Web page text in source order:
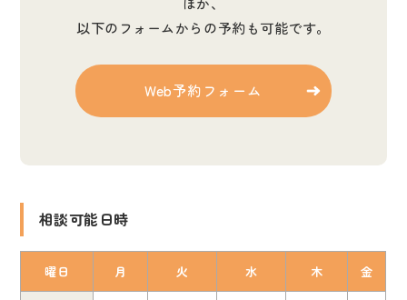
以下のフォームからの予約も可能です。
Web予約フォーム
相談可能日時
曜日 月 火 水 木 金